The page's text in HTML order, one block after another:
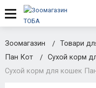
Зоомагазин Товари
Пан Кот
Сухой корм
Сухой корм для кошек